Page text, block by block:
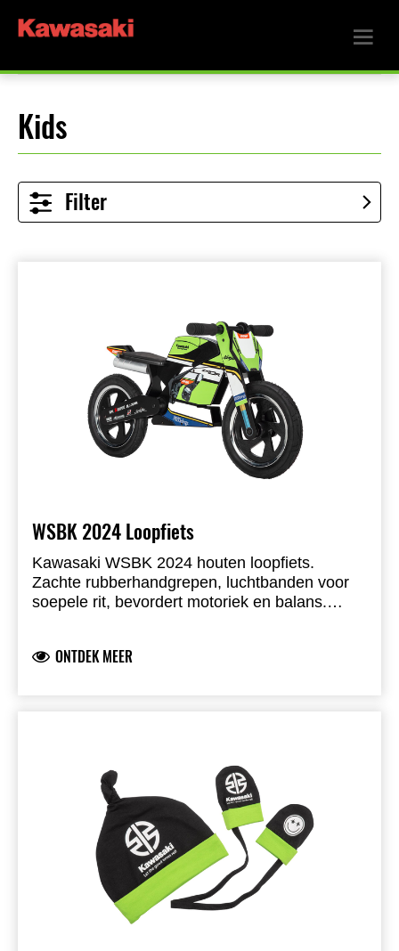
Kids
Filter
WSBK 2024 Loopfiets
Kawasaki WSBK 2024 houten loopfiets.
Zachte rubberhandgrepen, luchtbanden voor
soepele rit, bevordert motoriek en balans.
WSBK-rijdersnummers. Ontworpen door
ONTDEK MEER